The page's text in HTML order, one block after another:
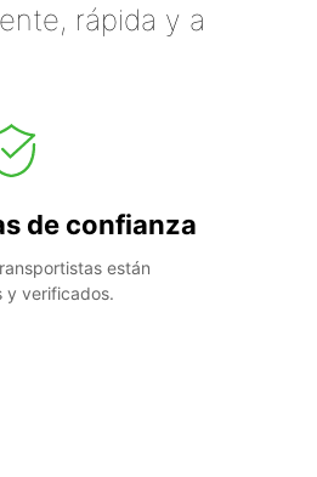
rápida y a
de confianza
están
y verificados.